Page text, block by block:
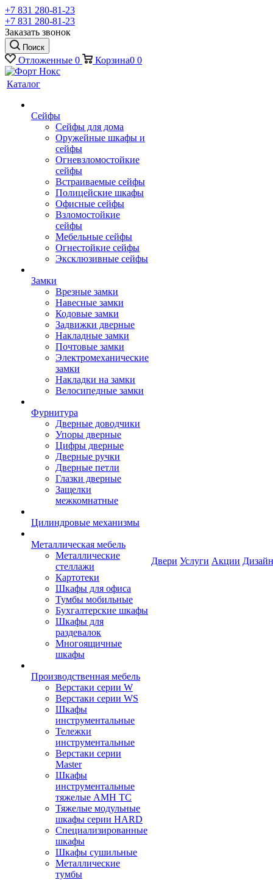
+7 831 280-81-23
+7 831 280-81-23
Заказать звонок
Поиск
Отложенные 0 Корзина0 0
Каталог
Сейфы
Сейфы для дома
Оружейные шкафы и
сейфы
Огневзломостойкие
сейфы
Встраиваемые сейфы
Полицейские шкафы
Офисные сейфы
Взломостойкие
сейфы
Мебельные сейфы
Огнестойкие сейфы
Эксклюзивные сейфы
Замки
Врезные замки
Навесные замки
Кодовые замки
Задвижки дверные
Накладные замки
Почтовые замки
Электромеханические
замки
Накладки на замки
Велосипедные замки
Фурнитура
Дверные доводчики
Упоры дверные
Цифры дверные
Дверные ручки
Дверные петли
Глазки дверные
Защелки
межкомнатные
Цилиндровые механизмы
Металлическая мебель
Металлические
стеллажи
Картотеки
Шкафы для офиса
Тумбы мобильные
Бухгалтерские шкафы
Шкафы для
раздевалок
Многоящичные
шкафы
Производственная мебель
Верстаки серии W
Верстаки серии WS
Шкафы
инструментальные
Тележки
инструментальные
Верстаки серии
Master
Шкафы
инструментальные
тяжелые AMH TC
Тяжелые модульные
шкафы серии HARD
Cпециализированные
шкафы
Шкафы сушильные
Металлические
тумбы
Двери Услуги Акции